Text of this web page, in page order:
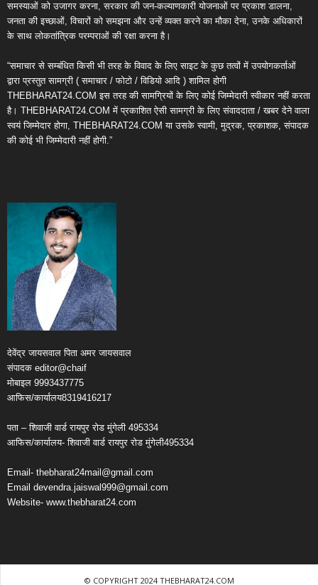
समस्याओं को उजागर करना, सरकार की जन-कल्याणकारी योजनाओं पर प्रकाश डालना,
जनता की इच्छाओं, विचारों को समझना और उन्हें व्यक्त करने का मौका देना, उनके अधिकारों
के साथ लोकतांत्रिक परम्पराओं की रक्षा करना है।
“समाचार से सम्बंधित किसी भी तरह के विवाद के लिए साइट के कुछ तत्वों में उपयोगकर्ताओं
द्वारा प्रस्तुत सामग्री ( समाचार / फोटो / विडियो आदि ) शामिल होगी
THEBHARAT24.COM इस तरह की सामग्रियों के लिए कोई जिम्मेदारी स्वीकार नहीं करता
है। THEBHARAT24.COM में प्रकाशित ऐसी सामग्री के लिए संवाददाता / खबर देने वाला
स्वयं जिम्मेदार होगा, THEBHARAT24.COM या उसके स्वामी, मुद्रक, प्रकाशक, संपादक
की कोई भी जिम्मेदारी नहीं होगी.”
देवेंद्र जायसवाल पिता अमर जायसवाल
संपादक editor@chaif
मोबाइल 9993437775
आफिस/कार्यालय8319416217
पता – शिवाजी वार्ड रायपुर रोड मुंगेली 495334
आफिस/कार्यालय- शिवाजी वार्ड रायपुर रोड मुंगेली495334
Email- thebharat24mail@gmail.com
Email devendra.jaiswal999@gmail.com
Website- www.thebharat24.com
© COPYRIGHT 2024 THEBHARAT24.COM